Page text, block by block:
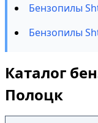
Бензопилы
Бензопилы
Каталог
Полоцк